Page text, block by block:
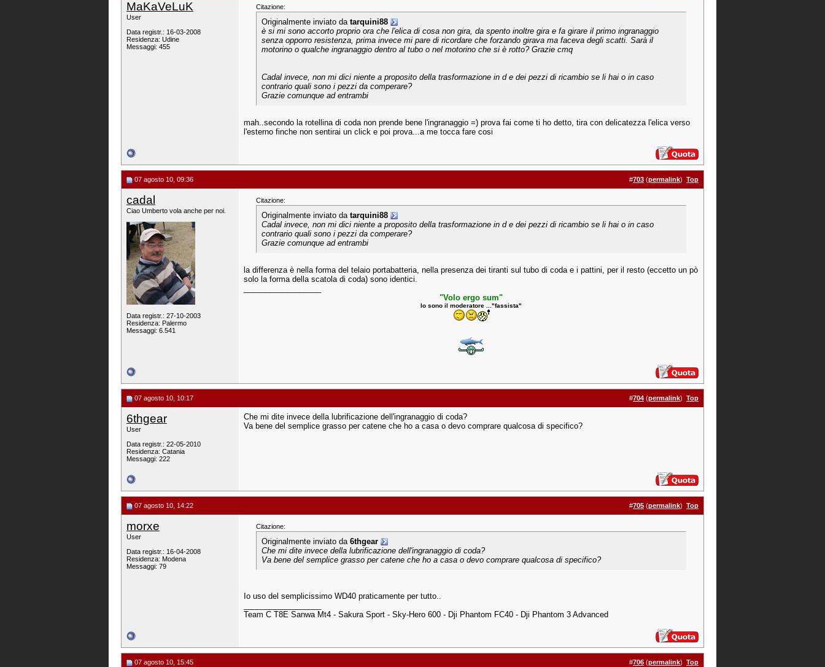
MaKaVeLuK
User
Data registr.: 16-03-2008
Residenza: Udine
Messaggi: 455
Citazione:
Originalmente inviato da tarquini88
è si mi sono accorto proprio ora che l'elica di cosa non gira, da spento inoltre gira e fa girare il primo ingranaggio
senza opporro resistenza, prima invece mi pare di ricordare che forzando girava ma faceva degli scatti. Sarà il
motorino o qualche ingranaggio dentro al tubo o nel motorino che si è rotto? Grazie cmq
Cadal invece, non mi dici niente a proposito della trasformazione in d e dei pezzi di ricambio se li hai o in caso
contrario quali sono i pezzi da comperare?
Grazie comunque ad entrambi
mah..secondo la rotellina di coda non prende bene l'ingranaggio =) prova fai come ti ho detto, tira con delicatezza l'elica verso
l'esterno finche non sentirai un click e poi prova...a me tocca fare cosi
07 agosto 10, 09:36 #703 (permalink) Top
cadal
Ciao Umberto vola anche per noi.
Data registr.: 27-10-2003
Residenza: Palermo
Messaggi: 6.541
Citazione:
Originalmente inviato da tarquini88
Cadal invece, non mi dici niente a proposito della trasformazione in d e dei pezzi di ricambio se li hai o in caso
contrario quali sono i pezzi da comperare?
Grazie comunque ad entrambi
la differenza è nella forma del telaio portabatteria, nella presenza dei tiranti sul tubo di coda e i pattini, per il resto (eccetto un pò
solo la forma della scatola di coda) sono identici.
"Volo ergo sum"
Io sono il moderatore ..."fassista"
07 agosto 10, 10:17 #704 (permalink) Top
6thgear
User
Data registr.: 22-05-2010
Residenza: Catania
Messaggi: 222
Che mi dite invece della lubrificazione dell'ingranaggio di coda?
Va bene del semplice grasso per catene che ho a casa o devo comprare qualcosa di specifico?
07 agosto 10, 14:22 #705 (permalink) Top
morxe
User
Data registr.: 16-04-2008
Residenza: Modena
Messaggi: 79
Citazione:
Originalmente inviato da 6thgear
Che mi dite invece della lubrificazione dell'ingranaggio di coda?
Va bene del semplice grasso per catene che ho a casa o devo comprare qualcosa di specifico?
Io uso del semplicissimo WD40 praticamente per tutto..
Team C T8E Sanwa Mt4 - Sakura Sport - Sky-Hero 600 - Dji Phantom FC40 - Dji Phantom 3 Advanced
07 agosto 10, 15:45 #706 (permalink) Top